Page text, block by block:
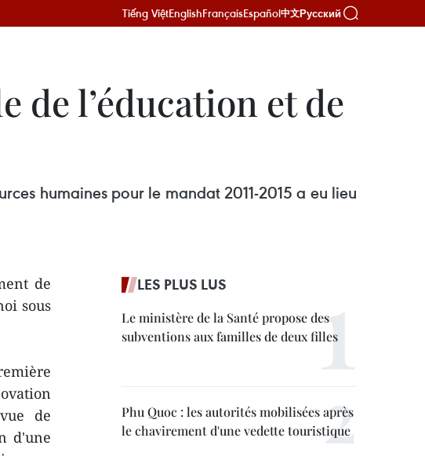
Tiếng ViệtEnglishFrançaisEspañol中文Русский
de l’éducation et de
humaines pour le mandat 2011-2015 a eu lieu
de
sous
de
d'une
LES PLUS LUS
Le ministère de la Santé propose des
subventions aux familles de deux filles
Phu Quoc : les autorités mobilisées après
le chavirement d'une vedette touristique